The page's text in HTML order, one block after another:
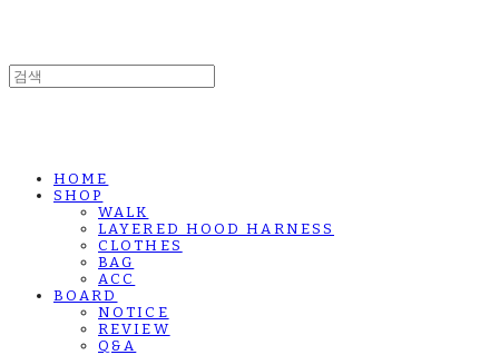
HOME
SHOP
WALK
LAYERED HOOD HARNESS
CLOTHES
BAG
ACC
BOARD
NOTICE
REVIEW
Q&A